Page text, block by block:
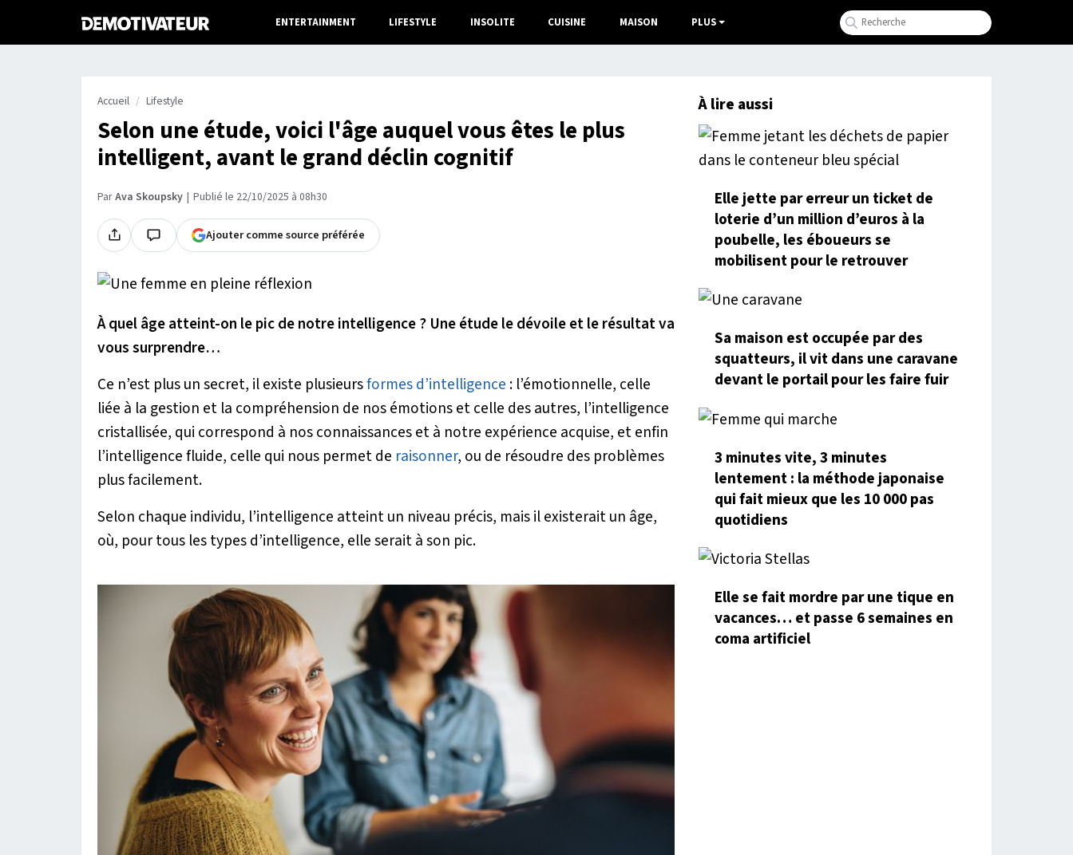
ENTERTAINMENT LIFESTYLE INSOLITE CUISINE MAISON PLUS
Accueil Lifestyle
Selon une étude, voici l'âge auquel vous êtes le plus
intelligent, avant le grand déclin cognitif
ParAva Skoupsky Publié le 22/10/2025 à 08h30
Ajouter comme source préférée
À quel âge atteint-on le pic de notre intelligence ? Une étude le dévoile et le résultat va
vous surprendre…
Ce n’est plus un secret, il existe plusieursformes d’intelligence : l’émotionnelle, celle
liée à la gestion et la compréhension de nos émotions et celle des autres, l’intelligence
cristallisée, qui correspond à nos connaissances et à notre expérience acquise, et enfin
l’intelligence fluide, celle qui nous permet de raisonner, ou de résoudre des problèmes
plus facilement.
Selon chaque individu, l’intelligence atteint un niveau précis, mais il existerait un âge,
où, pour tous les types d’intelligence, elle serait à son pic.
À lire aussi
Elle jette par erreur un ticket de
loterie d’un million d’euros à la
poubelle, les éboueurs se
mobilisent pour le retrouver
Sa maison est occupée par des
squatteurs, il vit dans une caravane
devant le portail pour les faire fuir
3 minutes vite, 3 minutes
lentement : la méthode japonaise
qui fait mieux que les 10 000 pas
quotidiens
Elle se fait mordre par une tique en
vacances… et passe 6 semaines en
coma artificiel